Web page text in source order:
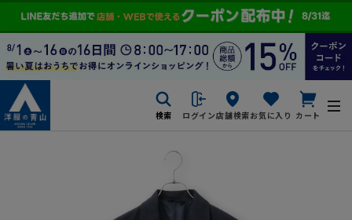
検索 ログイン店舗検索お気に入り カート